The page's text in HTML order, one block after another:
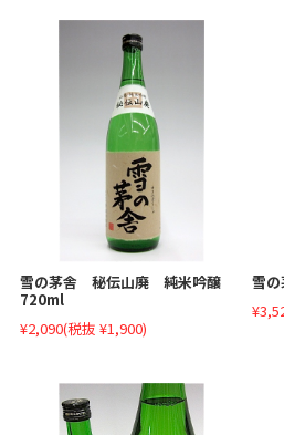
雪の茅舎 秘伝山廃 純米吟醸
720ml
¥2,090(税抜 ¥1,900)
雪